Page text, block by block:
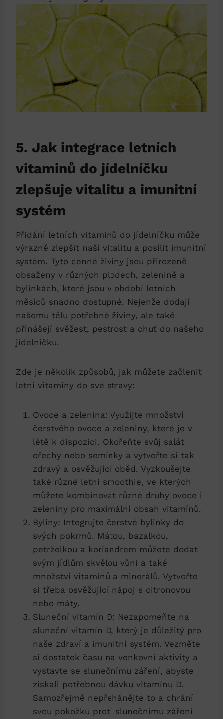
5. Jak integrace letních
vitaminů do jídelníčku
zlepšuje vitalitu a imunitní
systém
Přidání letních vitaminů do jídelníčku může
výrazně zlepšit naši vitalitu a posílit imunitní
systém. Tyto cenné živiny jsou přirozeně
obsaženy v různých plodech, zelenině a
bylinkách, které jsou v období letních
měsíců snadno dostupné. Nejenže dodají
našemu tělu potřebné živiny, ale také
přinášejí svěžest, pestrost a chuť do našeho
jídelníčku.
Zde je několik způsobů, jak můžete začlenit
letní vitamíny do své stravy:
Ovoce a zelenina: Využijte množství
čerstvého ovoce a zeleniny, které je v
létě k dispozici. Okořeňte svůj salát
ořechy nebo semínky a vytvořte si tak
zdravý a osvěžující oběd. Vyzkoušejte
také různé letní smoothie, ve kterých
můžete kombinovat různé druhy ovoce i
zeleniny pro maximální obsah vitamínů.
Byliny: Integrujte čerstvé bylinky do
svých pokrmů. Mátou, bazalkou,
petrželkou a koriandrem můžete dodat
svým jídlům skvělou vůni a také
množství vitamínů a minerálů. Vytvořte
si třeba osvěžující nápoj s citronovou
nebo máty.
Sluneční vitamín D: Nezapomeňte na
sluneční vitamín D, který je důležitý pro
naše zdraví a imunitní systém. Vezměte
si dostatek času na venkovní aktivity a
vystavte se slunečnímu záření, abyste
získali potřebnou dávku vitamínu D.
Samozřejmě nepřehánějte to a chrání
svou pokožku proti slunečnímu záření